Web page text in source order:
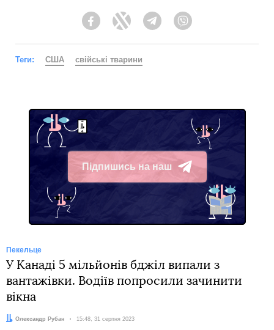
FacebookTwitter Telegram
Теги: США свійські тварини
Підпишись на наш
Telegram
Пекельце
У Канаді 5 мільйонів бджіл випали з
вантажівки. Водіїв попросили зачинити
вікна
Автор:
Олександр Рубан Дата:
15:48, 31 серпня 2023